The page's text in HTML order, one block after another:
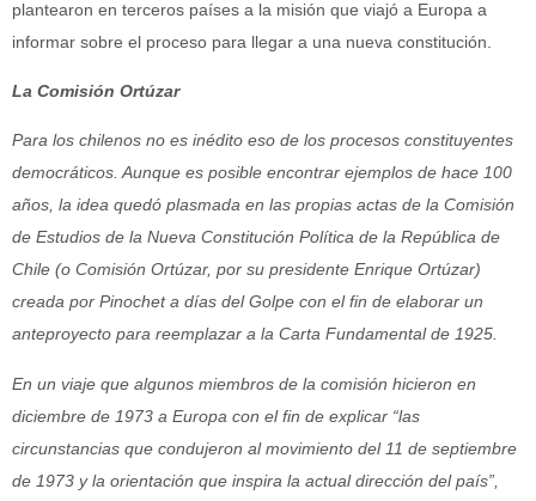
plantearon en terceros países a la misión que viajó a Europa a
informar sobre el proceso para llegar a una nueva constitución.
La Comisión Ortúzar
Para los chilenos no es inédito eso de los procesos constituyentes
democráticos. Aunque es posible encontrar ejemplos de hace 100
años, la idea quedó plasmada en las propias actas de la Comisión
de Estudios de la Nueva Constitución Política de la República de
Chile (o Comisión Ortúzar, por su presidente Enrique Ortúzar)
creada por Pinochet a días del Golpe con el fin de elaborar un
anteproyecto para reemplazar a la Carta Fundamental de 1925.
En un viaje que algunos miembros de la comisión hicieron en
diciembre de 1973 a Europa con el fin de explicar “las
circunstancias que condujeron al movimiento del 11 de septiembre
de 1973 y la orientación que inspira la actual dirección del país”,